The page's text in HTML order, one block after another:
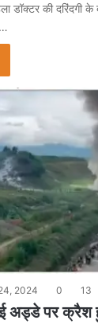
डॉक्टर की दरिंदगी के
2024 0 13
अड्डे पर